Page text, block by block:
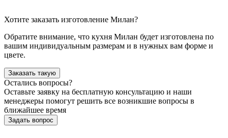
Хотите заказать изготовление Милан?
Обратите внимание, что кухня Милан будет изготовлена по
вашим индивидуальным размерам и в нужных вам форме и
цвете.
Заказать такую
Остались вопросы?
Оставьте заявку на бесплатную консультацию и наши
менеджеры помогут решить все возникшие вопросы в
ближайшее время
Задать вопрос